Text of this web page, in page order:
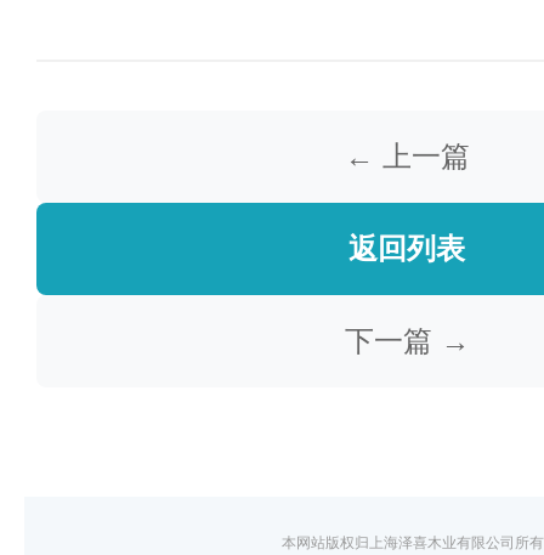
← 上一篇
返回列表
下一篇 →
本网站版权归上海泽喜木业有限公司所有